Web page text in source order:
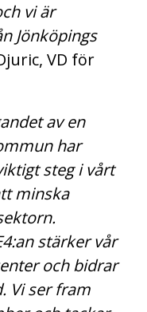
vi är
Jönköpings
VD för
av en
har
steg i vårt
minska
stärker vår
och bidrar
Vi ser fram